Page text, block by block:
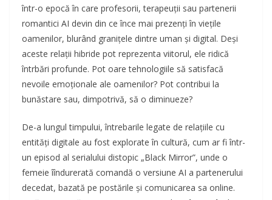
într-o epocă în care profesorii, terapeuții sau partenerii
romantici AI devin din ce înce mai prezenți în viețile
oamenilor, blurând granițele dintre uman și digital. Deși
aceste relații hibride pot reprezenta viitorul, ele ridică
întrbări profunde. Pot oare tehnologiile să satisfacă
nevoile emoționale ale oamenilor? Pot contribui la
bunăstare sau, dimpotrivă, să o diminueze?
De-a lungul timpului, întrebarile legate de relațiile cu
entități digitale au fost explorate în cultură, cum ar fi într-
un episod al serialului distopic „Black Mirror”, unde o
femeie îîndurerată comandă o versiune AI a partenerului
decedat, bazată pe postările și comunicarea sa online.